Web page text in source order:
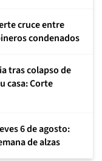
cruce entre
condenados
tras colapso de
casa: Corte
6 de agosto:
de alzas